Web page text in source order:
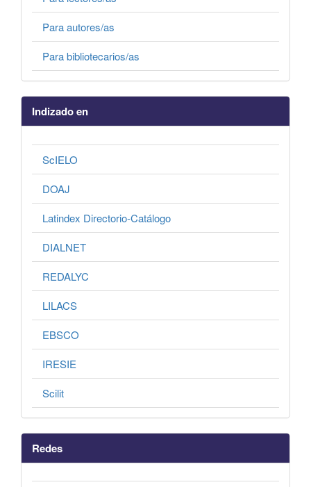
Para autores/as
Para bibliotecarios/as
Indizado en
ScIELO
DOAJ
Latindex Directorio-Catálogo
DIALNET
REDALYC
LILACS
EBSCO
IRESIE
Scilit
Redes